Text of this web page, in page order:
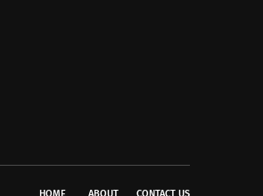
HOME ABOUT CONTACT US